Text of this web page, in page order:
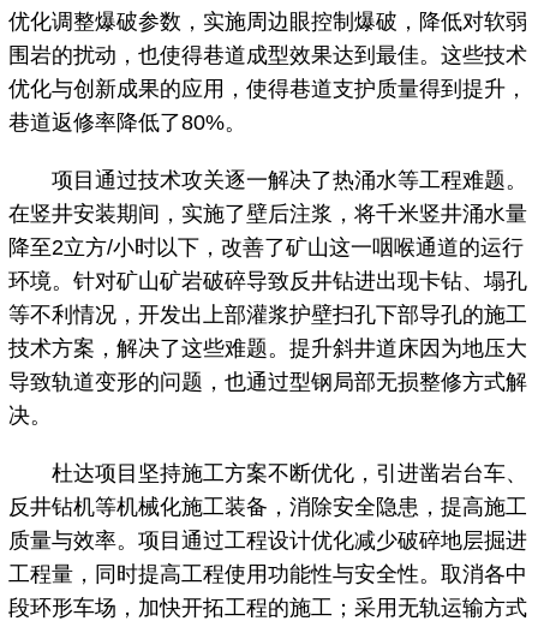
优化调整爆破参数，实施周边眼控制爆破，降低对软弱
围岩的扰动，也使得巷道成型效果达到最佳。这些技术
优化与创新成果的应用，使得巷道支护质量得到提升，
巷道返修率降低了80%。
项目通过技术攻关逐一解决了热涌水等工程难题。
在竖井安装期间，实施了壁后注浆，将千米竖井涌水量
降至2立方/小时以下，改善了矿山这一咽喉通道的运行
环境。针对矿山矿岩破碎导致反井钻进出现卡钻、塌孔
等不利情况，开发出上部灌浆护壁扫孔下部导孔的施工
技术方案，解决了这些难题。提升斜井道床因为地压大
导致轨道变形的问题，也通过型钢局部无损整修方式解
决。
杜达项目坚持施工方案不断优化，引进凿岩台车、
反井钻机等机械化施工装备，消除安全隐患，提高施工
质量与效率。项目通过工程设计优化减少破碎地层掘进
工程量，同时提高工程使用功能性与安全性。取消各中
段环形车场，加快开拓工程的施工；采用无轨运输方式